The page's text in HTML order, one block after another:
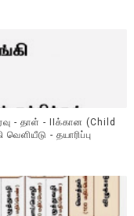
- தாள் - IIக்கான (Child
- தயாரிப்பு